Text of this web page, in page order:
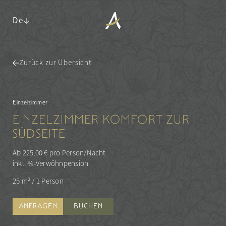
De
Panoramalage
Auszeichnungen
Nachhaltigkeit
Karriere
Inklusivleistungen & Wissenswertes
Arrangements
Last minute
Anfragen
WALDSPA
Wasserwelt
Saunawelt
KULINARIK
¾-Verwöhnpension
AKTIV & KULTUR
Zurück zur Übersicht
Einzelzimmer
EINZELZIMMER KOMFORT ZUR
SÜDSEITE
Ab 225,00 € pro Person/Nacht
inkl. ¾-Verwöhnpension
25 m² / 1 Person
ANFRAGEN BUCHEN